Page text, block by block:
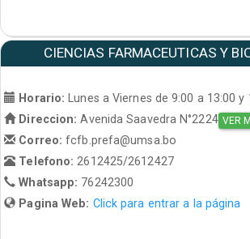
CIENCIAS FARMACEUTICAS Y
Horario: Lunes a Viernes de 9:00 a 13:00 y
Direccion: Avenida Saavedra N°2224 VER
Correo:fcfb.prefa@umsa.bo
Telefono:2612425/2612427
Whatsapp: 76242300
Pagina Web: Click para entrar a la página